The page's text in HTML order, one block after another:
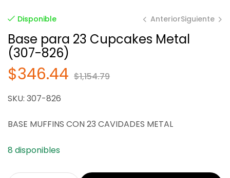
Disponible AnteriorSiguiente
Base para 23 Cupcakes Metal
(307-826)
$1,154.79
$346.44
SKU: 307-826
BASE MUFFINS CON 23 CAVIDADES METAL
8 disponibles